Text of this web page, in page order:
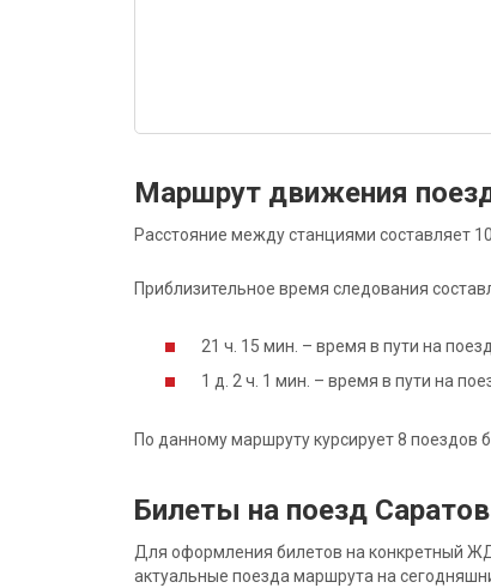
Маршрут движения
Расстояние между станциями составляет
Приблизительное время следования
21 ч. 15 мин. – время в пути на
1 д. 2 ч. 1 мин. – время в пути на
По данному маршруту курсирует 8 поездов
Билеты на поезд
Для оформления билетов на конкретный
актуальные поезда маршрута на